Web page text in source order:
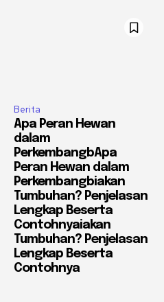
Berita
Apa Peran Hewan
dalam
PerkembangbApa
Peran Hewan dalam
Perkembangbiakan
Tumbuhan? Penjelasan
Lengkap Beserta
Contohnyaiakan
Tumbuhan? Penjelasan
Lengkap Beserta
Contohnya